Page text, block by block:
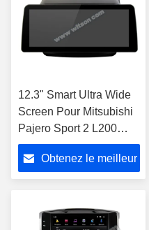
12.3" Smart Ultra Wide
Screen Pour Mitsubishi
Pajero Sport 2 L200
Triton 2008 - 2016
Voiture vidéo tactile
QLED multimédia Ster
Obtenez le meilleur